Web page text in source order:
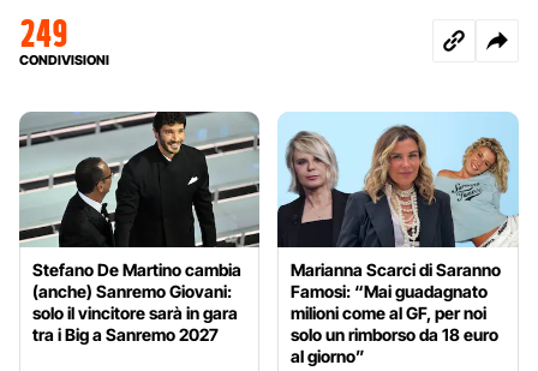
249
CONDIVISIONI
Stefano De Martino cambia
(anche) Sanremo Giovani:
solo il vincitore sarà in gara
tra i Big a Sanremo 2027
Marianna Scarci di Saranno
Famosi: “Mai guadagnato
milioni come al GF, per noi
solo un rimborso da 18 euro
al giorno”